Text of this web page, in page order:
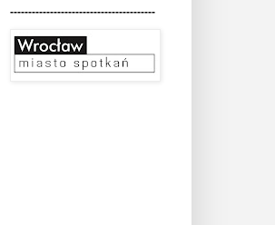
----------------------------------------